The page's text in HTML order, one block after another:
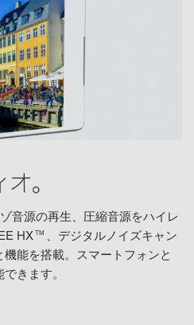
音源の再生、圧縮音源をハイレ
HX TM 、デジタルノイズキャン
能を搭載。スマートフォンと
きます。